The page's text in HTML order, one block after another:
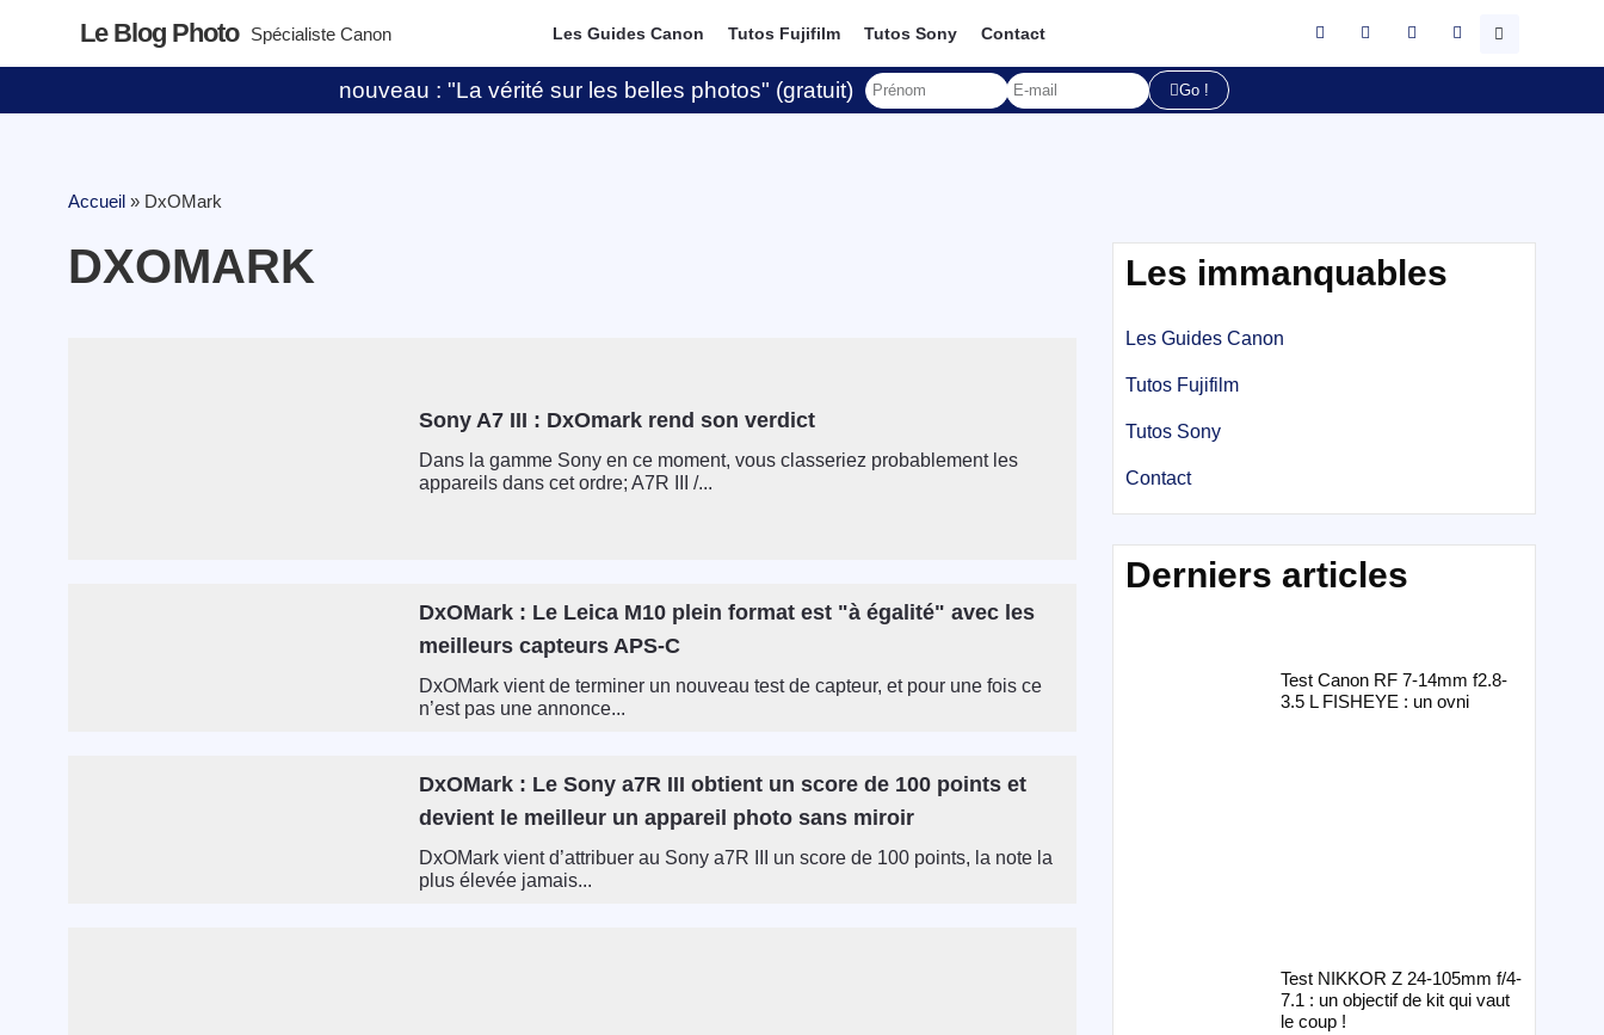
Le Blog Photo Spécialiste Canon Les Guides Canon Tutos Fujifilm Tutos Sony Contact
nouveau : "La vérité sur les belles photos" (gratuit) Go !
Accueil » DxOMark
DXOMARK
Sony A7 III : DxOmark rend son verdict
Dans la gamme Sony en ce moment, vous classeriez probablement les
appareils dans cet ordre; A7R III /...
DxOMark : Le Leica M10 plein format est "à égalité" avec les
meilleurs capteurs APS-C
DxOMark vient de terminer un nouveau test de capteur, et pour une fois ce
n’est pas une annonce...
DxOMark : Le Sony a7R III obtient un score de 100 points et
devient le meilleur un appareil photo sans miroir
DxOMark vient d’attribuer au Sony a7R III un score de 100 points, la note la
plus élevée jamais...
Les immanquables
Les Guides Canon
Tutos Fujifilm
Tutos Sony
Contact
Derniers articles
Test Canon RF 7-14mm f2.8-
3.5 L FISHEYE : un ovni
Test NIKKOR Z 24-105mm f/4-
7.1 : un objectif de kit qui vaut
le coup !